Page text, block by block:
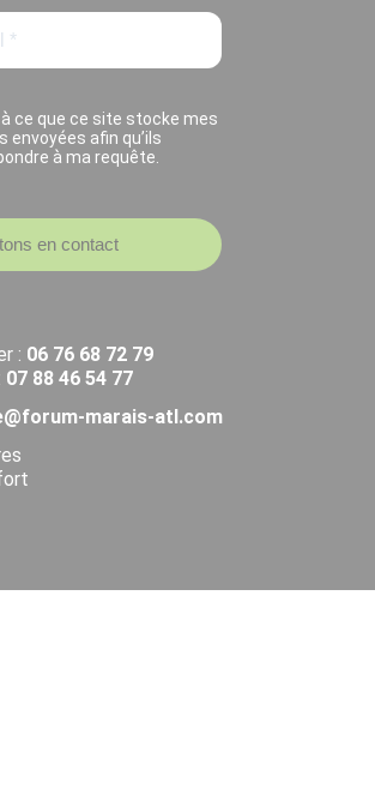
ce que ce site stocke mes
envoyées afin qu’ils
à ma requête.
en contact
: 06 76 68 72 79
07 88 46 54 77
marais-atl.com